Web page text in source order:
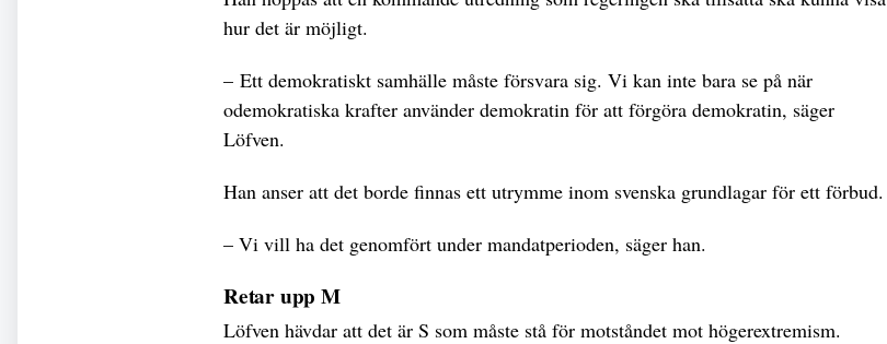
hur det är möjligt.
– Ett demokratiskt samhälle måste försvara sig. Vi kan inte bara se på när
odemokratiska krafter använder demokratin för att förgöra demokratin, säger
Löfven.
Han anser att det borde finnas ett utrymme inom svenska grundlagar för ett förbud.
– Vi vill ha det genomfört under mandatperioden, säger han.
Retar upp M
Löfven hävdar att det är S som måste stå för motståndet mot högerextremism.